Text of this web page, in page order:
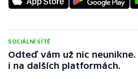
Sportovní střelba
Stolní tenis
Triatlon
SOCIÁLNÍ SÍTĚ
Odteď vám už nic
i na dalších platformách.